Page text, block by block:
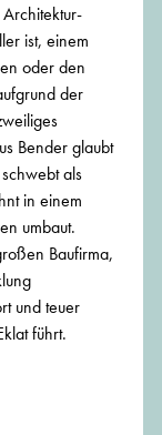
ist, einem
oder den
der
Bender glaubt
als
in einem
umbaut.
Baufirma,
und teuer
führt.